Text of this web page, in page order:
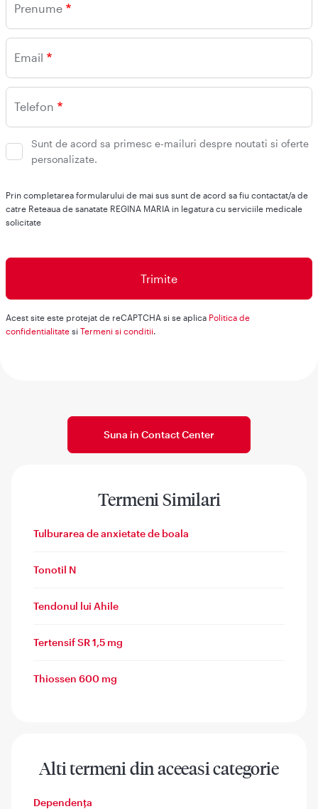
Prenume
Email
Telefon
Sunt de acord sa primesc e-mailuri despre noutati si oferte
personalizate.
Prin completarea formularului de mai sus sunt de acord sa fiu contactat/a de
catre Reteaua de sanatate REGINA MARIA in legatura cu serviciile medicale
solicitate
Acest site este protejat de reCAPTCHA si se aplica Politica de
confidentialitate si Termeni si conditii.
Suna in Contact Center
Termeni Similari
Tulburarea de anxietate de boala
Tonotil N
Tendonul lui Ahile
Tertensif SR 1,5 mg
Thiossen 600 mg
Alti termeni din aceeasi categorie
Dependența